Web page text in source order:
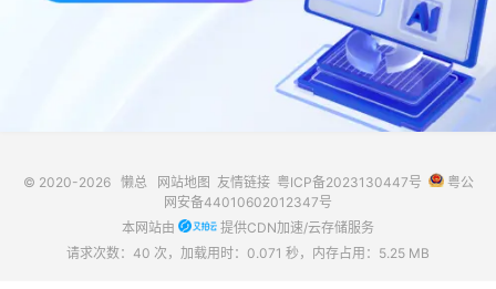
© 2020-2026 懒总 网站地图 友情链接 粤ICP备2023130447号
粤公
网安备44010602012347号
本网站由
提供CDN加速/云存储服务
请求次数：40 次，加载用时：0.071 秒，内存占用：5.25 MB